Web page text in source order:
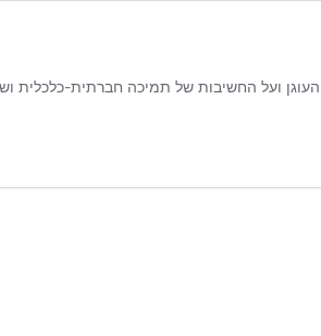
ועל החשיבות של תמיכה חברתית-כלכלית